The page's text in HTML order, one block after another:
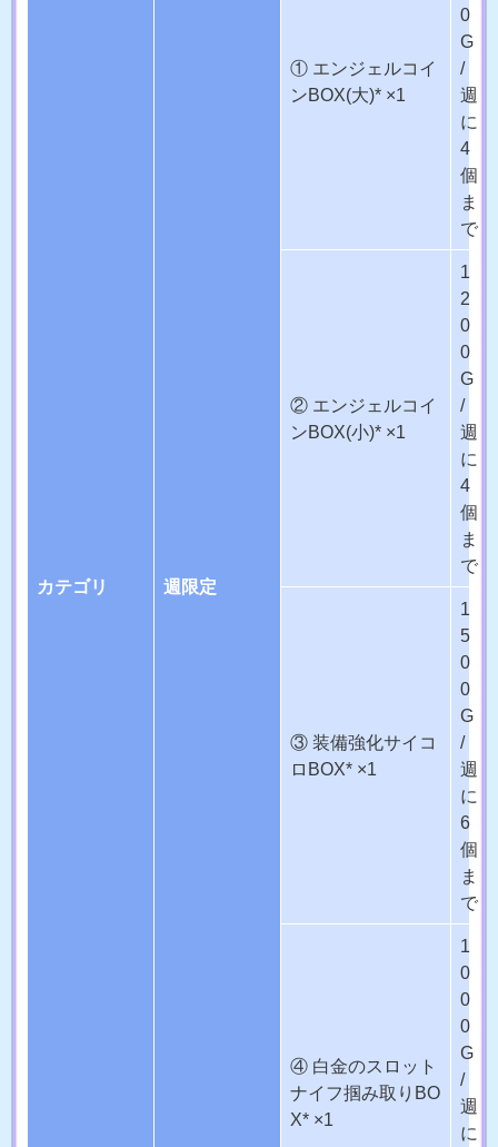
カテゴリ 週限定
① エンジェルコイ
ンBOX(大)* ×1
0
G
/
週
に
4
個
ま
で
② エンジェルコイ
ンBOX(小)* ×1
1
2
0
0
G
/
週
に
4
個
ま
で
③ 装備強化サイコ
ロBOX* ×1
1
5
0
0
G
/
週
に
6
個
ま
で
④ 白金のスロット
ナイフ掴み取りBO
X* ×1
1
0
0
0
G
/
週
に